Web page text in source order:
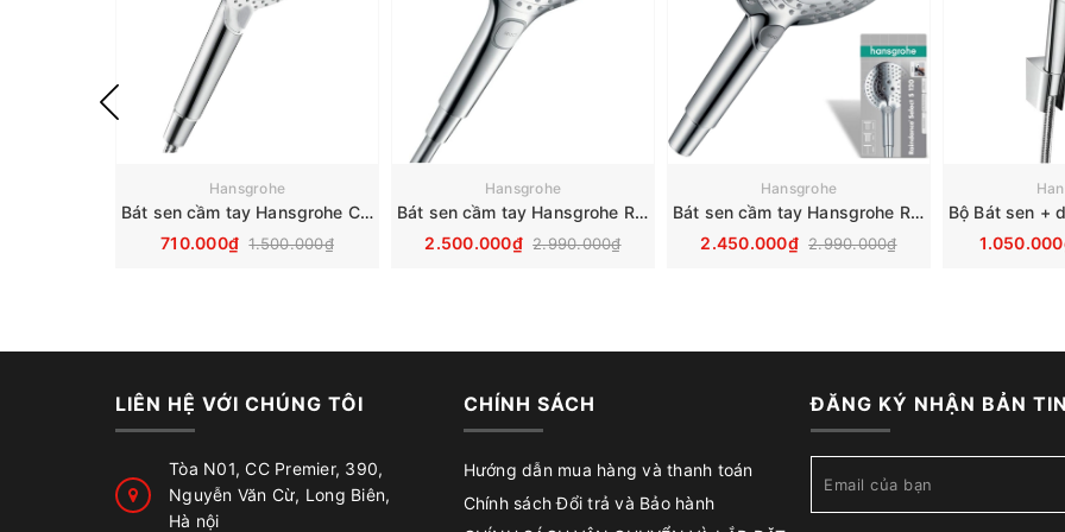
Hansgrohe
Bát sen cầm tay Hansgrohe Crometta Vario 26330400
710.000₫ 1.500.000₫
Hansgrohe
Bát sen cầm tay Hansgrohe Raindance Select S 120 3jet 26520000
2.500.000₫ 2.990.000₫
Hansgrohe
Bát sen cầm tay Hansgrohe Raindance Select S 120 3jet 26530000
2.450.000₫ 2.990.000₫
LIÊN HỆ VỚI CHÚNG TÔI
Tòa N01, CC Premier, 390,
Nguyễn Văn Cừ, Long Biên,
Hà nội
CHÍNH SÁCH
Hướng dẫn mua hàng và thanh toán
Chính sách Đổi trả và Bảo hành
ĐĂNG KÝ NHẬN BẢN TIN